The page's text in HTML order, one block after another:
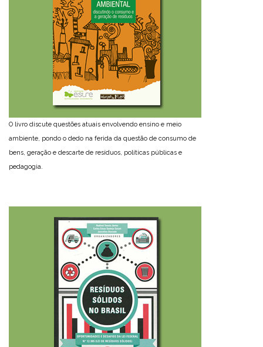
O livro discute questões atuais envolvendo ensino e meio
ambiente, pondo o dedo na ferida da questão de consumo de
bens, geração e descarte de resíduos, políticas públicas e
pedagogia.